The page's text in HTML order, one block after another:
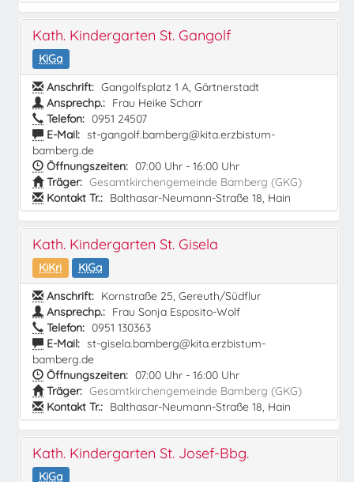
Kath. Kindergarten St. Gangolf
KiGa
Anschrift: Gangolfsplatz 1 A, Gärtnerstadt
Ansprechp.: Frau Heike Schorr
Telefon: 0951 24507
E-Mail: st-gangolf.bamberg@kita.erzbistum-
bamberg.de
Öffnungszeiten: 07:00 Uhr - 16:00 Uhr
Träger: Gesamtkirchengemeinde Bamberg (GKG)
Kontakt Tr.: Balthasar-Neumann-Straße 18, Hain
Kath. Kindergarten St. Gisela
KiKri
KiGa
Anschrift: Kornstraße 25, Gereuth/Südflur
Ansprechp.: Frau Sonja Esposito-Wolf
Telefon: 0951 130363
E-Mail: st-gisela.bamberg@kita.erzbistum-
bamberg.de
Öffnungszeiten: 07:00 Uhr - 16:00 Uhr
Träger: Gesamtkirchengemeinde Bamberg (GKG)
Kontakt Tr.: Balthasar-Neumann-Straße 18, Hain
Kath. Kindergarten St. Josef-Bbg.
KiGa